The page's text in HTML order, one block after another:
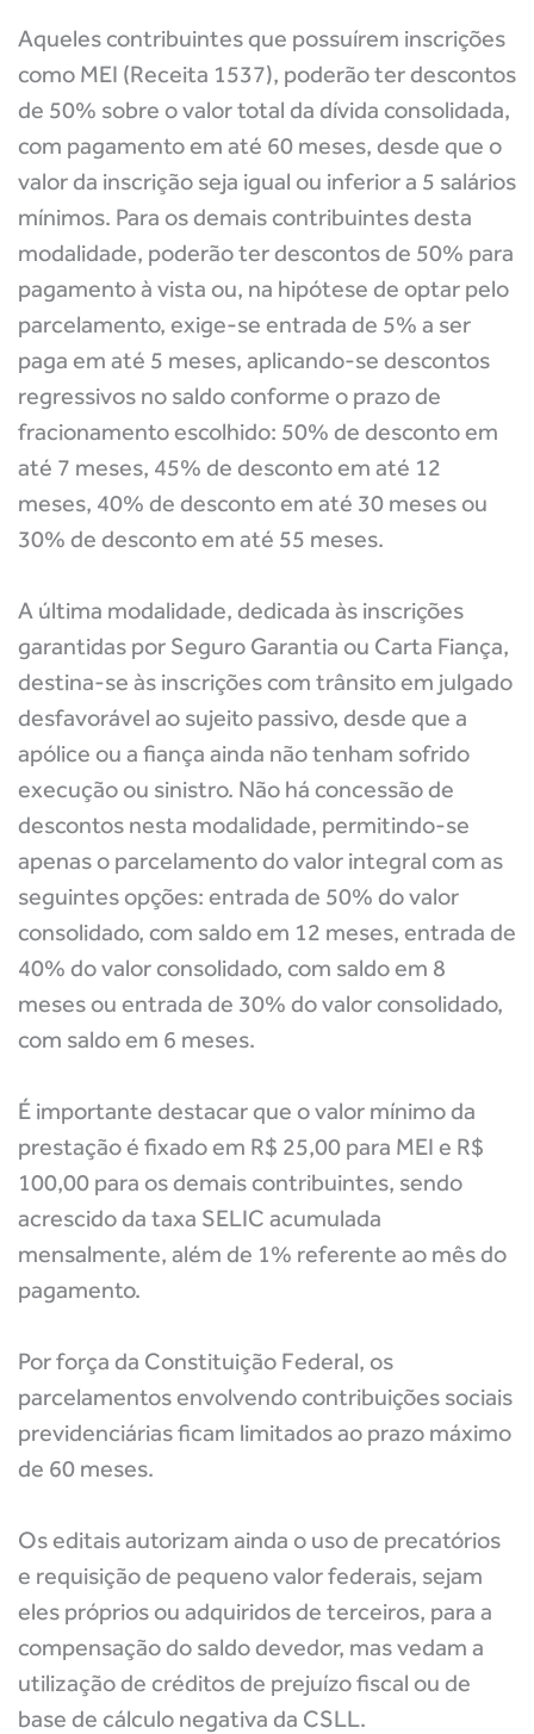
Aqueles contribuintes que possuírem inscrições
como MEI (Receita 1537), poderão ter descontos
de 50% sobre o valor total da dívida consolidada,
com pagamento em até 60 meses, desde que o
valor da inscrição seja igual ou inferior a 5 salários
mínimos. Para os demais contribuintes desta
modalidade, poderão ter descontos de 50% para
pagamento à vista ou, na hipótese de optar pelo
parcelamento, exige-se entrada de 5% a ser
paga em até 5 meses, aplicando-se descontos
regressivos no saldo conforme o prazo de
fracionamento escolhido: 50% de desconto em
até 7 meses, 45% de desconto em até 12
meses, 40% de desconto em até 30 meses ou
30% de desconto em até 55 meses.
A última modalidade, dedicada às inscrições
garantidas por Seguro Garantia ou Carta Fiança,
destina-se às inscrições com trânsito em julgado
desfavorável ao sujeito passivo, desde que a
apólice ou a fiança ainda não tenham sofrido
execução ou sinistro. Não há concessão de
descontos nesta modalidade, permitindo-se
apenas o parcelamento do valor integral com as
seguintes opções: entrada de 50% do valor
consolidado, com saldo em 12 meses, entrada de
40% do valor consolidado, com saldo em 8
meses ou entrada de 30% do valor consolidado,
com saldo em 6 meses.
É importante destacar que o valor mínimo da
prestação é fixado em R$ 25,00 para MEI e R$
100,00 para os demais contribuintes, sendo
acrescido da taxa SELIC acumulada
mensalmente, além de 1% referente ao mês do
pagamento.
Por força da Constituição Federal, os
parcelamentos envolvendo contribuições sociais
previdenciárias ficam limitados ao prazo máximo
de 60 meses.
Os editais autorizam ainda o uso de precatórios
e requisição de pequeno valor federais, sejam
eles próprios ou adquiridos de terceiros, para a
compensação do saldo devedor, mas vedam a
utilização de créditos de prejuízo fiscal ou de
base de cálculo negativa da CSLL.